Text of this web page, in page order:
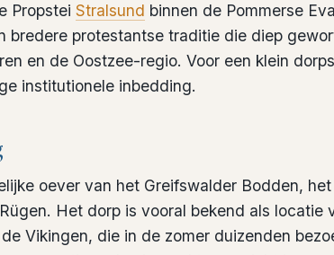
Propstei Stralsund binnen de Pommerse
bredere protestantse traditie die diep
en de Oostzee-regio. Voor een klein
institutionele inbedding.
oever van het Greifswalder Bodden,
Het dorp is vooral bekend als locatie
Vikingen, die in de zomer duizenden